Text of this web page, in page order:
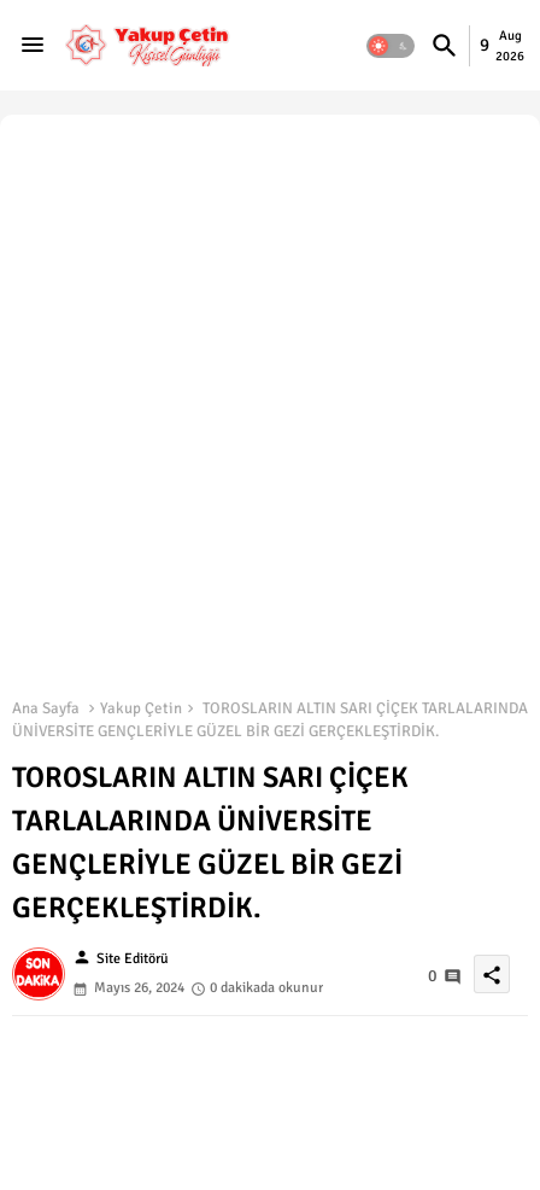
9
Aug
2026
Ana Sayfa Yakup Çetin
TOROSLARIN ALTIN SARI ÇİÇEK TARLALARINDA
ÜNİVERSİTE GENÇLERİYLE GÜZEL BİR GEZİ GERÇEKLEŞTİRDİK.
TOROSLARIN ALTIN SARI ÇİÇEK
TARLALARINDA ÜNİVERSİTE
GENÇLERİYLE GÜZEL BİR GEZİ
GERÇEKLEŞTİRDİK.
person Site Editörü
Mayıs 26, 2024
0 dakikada okunur
0 share